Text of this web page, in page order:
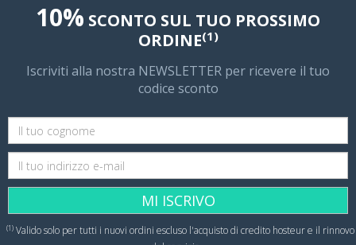
10% SCONTO SUL TUO PROSSIMO
ORDINE(1)
Iscriviti alla nostra NEWSLETTER per ricevere il tuo
codice sconto
MI ISCRIVO
(1)Valido solo per tutti i nuovi ordini escluso l'acquisto di credito hosteur e il rinnovo